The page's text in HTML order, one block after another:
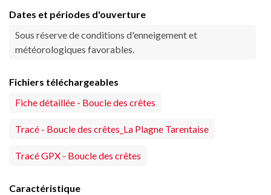
Dates et périodes d'ouverture
Sous réserve de conditions d'enneigement et
météorologiques favorables.
Fichiers téléchargeables
Fiche détaillée - Boucle des crêtes
Tracé - Boucle des crêtes_La Plagne Tarentaise
Tracé GPX - Boucle des crêtes
Caractéristique